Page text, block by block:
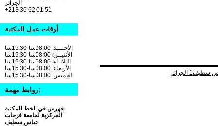
+213 36 62 01 51
أوقات عمل المكتبة
الأحــــد: 08:00سا-15:30سا
الأثنيــن: 08:00سا-15:30سا
الثلاثـاء: 08:00سا-15:30سا
الأربعاء: 08:00سا-15:30سا
الخميس: 08:00سا-15:30سا
روابط مهمة:
فهرس في الخط للمكتبة
المركزية لجامعة فرحات
عباس سطيف